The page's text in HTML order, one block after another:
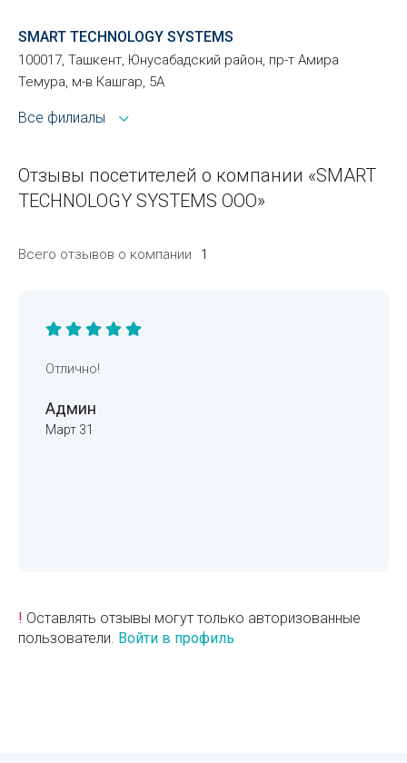
SMART TECHNOLOGY SYSTEMS
100017, Ташкент, Юнусабадский район, пр-т Амира
Темура, м-в Кашгар, 5А
Все филиалы
Отзывы посетителей о компании «SMART
TECHNOLOGY SYSTEMS ООО»
Всего отзывов о компании 1
Отлично!
Админ
Март 31
! Оставлять отзывы могут только авторизованные
пользователи. Войти в профиль